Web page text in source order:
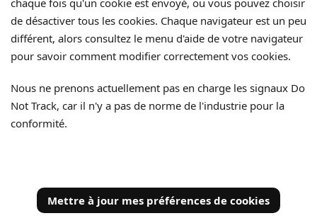
chaque fois qu'un cookie est envoyé, ou vous pouvez choisir
de désactiver tous les cookies. Chaque navigateur est un peu
différent, alors consultez le menu d'aide de votre navigateur
pour savoir comment modifier correctement vos cookies.
Nous ne prenons actuellement pas en charge les signaux Do
Not Track, car il n'y a pas de norme de l'industrie pour la
conformité.
Mettre à jour mes préférences de cookies